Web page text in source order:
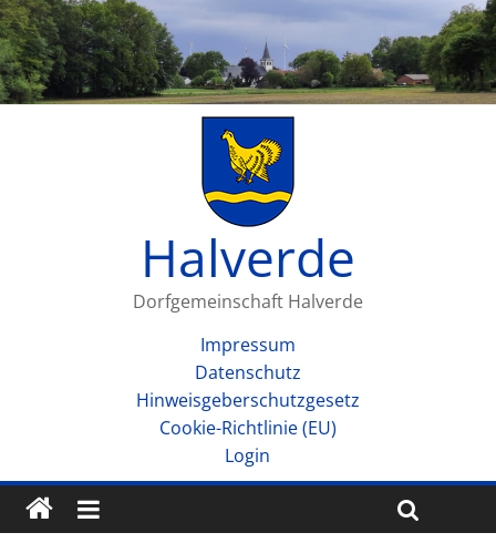
Halverde
Dorfgemeinschaft Halverde
Impressum
Datenschutz
Hinweisgeberschutzgesetz
Cookie-Richtlinie (EU)
Login